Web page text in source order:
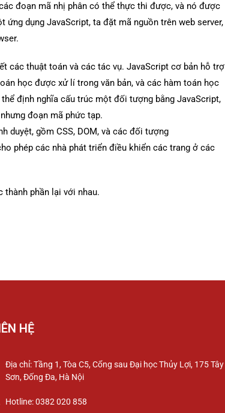
đoạn mã nhị phân có thể thực thi được, và nó được
dụng JavaScript, ta đặt mã nguồn trên web server,
các thuật toán và các tác vụ. JavaScript cơ bản hỗ trợ
học được xử lí trong văn bản, và các hàm toán học
định nghĩa cấu trúc một đối tượng bằng JavaScript,
đoạn mã phức tạp.
duyệt, gồm CSS, DOM, và các đối tượng
phép các nhà phát triển điều khiển các trang ở các
thành phần lại với nhau.
HỆ
Địa chỉ: Tầng 1, Tòa C5, Cổng sau Đại học Thủy Lợi, 175 Tây
Sơn, Đống Đa, Hà Nội
Hotline: 0382 020 858